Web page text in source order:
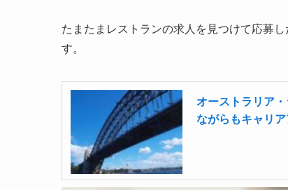
たまたまレストランの求人を見つけて応募
す。
オーストラリア
ながらもキャリ